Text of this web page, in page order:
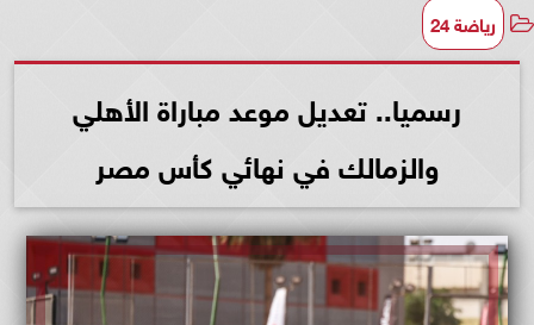
رياضة 24
رسميا.. تعديل موعد مباراة الأهلي
والزمالك في نهائي كأس مصر